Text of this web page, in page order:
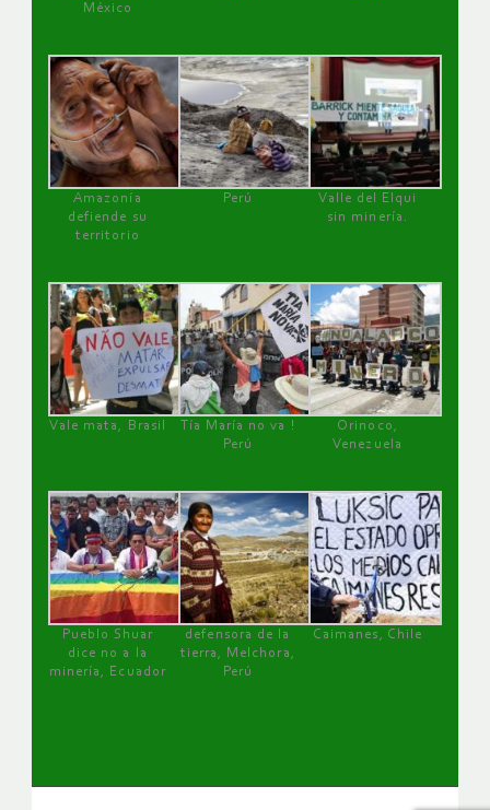
México
Amazonía
defiende su
territorio
Perú
Valle del Elqui
sin minería.
Vale mata, Brasil
Tía María no va !
Perú
Orinoco,
Venezuela
Pueblo Shuar
dice no a la
minería, Ecuador
defensora de la
tierra, Melchora,
Perú
Caimanes, Chile